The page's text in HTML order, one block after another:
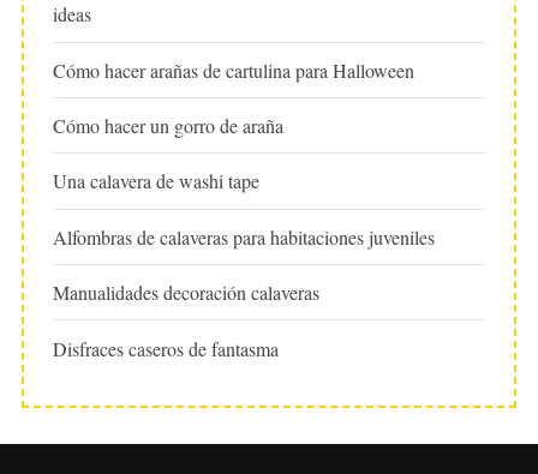
ideas
Cómo hacer arañas de cartulina para Halloween
Cómo hacer un gorro de araña
Una calavera de washi tape
Alfombras de calaveras para habitaciones juveniles
Manualidades decoración calaveras
Disfraces caseros de fantasma